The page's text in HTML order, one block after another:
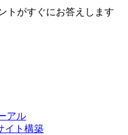
トがすぐにお答えします
アル
イト構築